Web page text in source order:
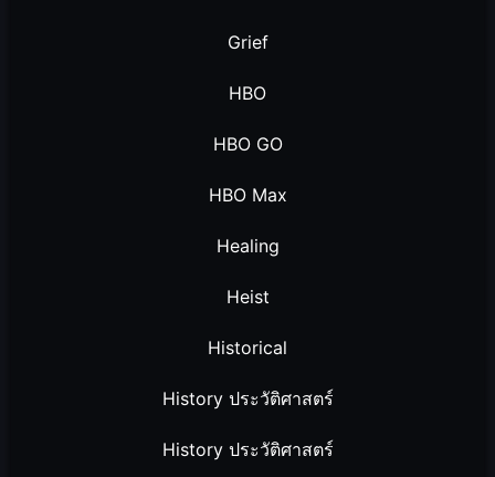
Grief
HBO
HBO GO
HBO Max
Healing
Heist
Historical
History ประวัติศาสตร์
History ประวัติศาสตร์